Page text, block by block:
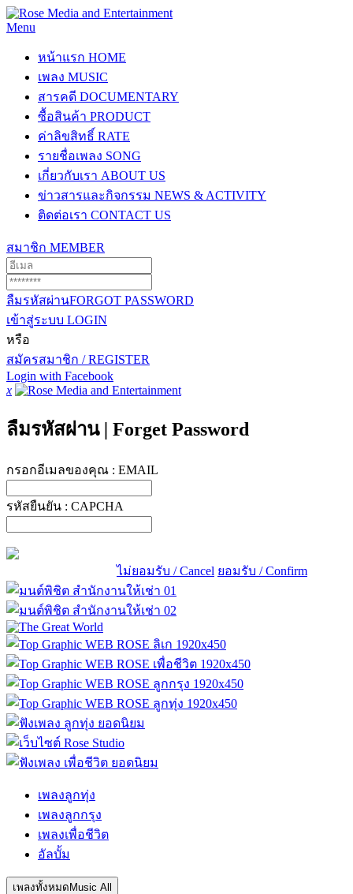
Menu
หน้าแรก HOME
เพลง MUSIC
สารคดี DOCUMENTARY
ซื้อสินค้า PRODUCT
ค่าลิขสิทธิ์ RATE
รายชื่อเพลง SONG
เกี่ยวกับเรา ABOUT US
ข่าวสารและกิจกรรม NEWS & ACTIVITY
ติดต่อเรา CONTACT US
สมาชิก MEMBER
ลืมรหัสผ่านFORGOT PASSWORD
เข้าสู่ระบบ LOGIN
หรือ
สมัครสมาชิก / REGISTER
Login with Facebook
x
ลืมรหัสผ่าน | Forget Password
กรอกอีเมลของคุณ : EMAIL
รหัสยืนยัน : CAPCHA
ไม่ยอมรับ / Cancel ยอมรับ / Confirm
เพลงลูกทุ่ง
เพลงลูกกรุง
เพลงเพื่อชีวิต
อัลบั้ม
เพลงทั้งหมด Music All